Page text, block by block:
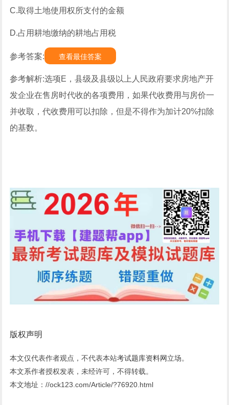
C.取得土地使用权所支付的金额
D.占用耕地缴纳的耕地占用税
参考答案: 查看最佳答案
参考解析:选项E，县级及县级以上人民政府要求房地产开
发企业在售房时代收的各项费用，如果代收费用与房价一
并收取，代收费用可以扣除，但是不得作为加计20%扣除
的基数。
版权声明
本文仅代表作者观点，不代表本站考试题库资料网立场。
本文系作者授权发表，未经许可，不得转载。
本文地址：//ock123.com/Article/?76920.html